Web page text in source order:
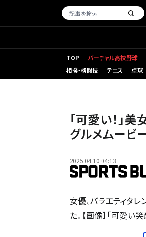
TOP バーチャル高校野球
相撲・格闘技
テニス 卓球
「可愛い！」
グルメムービ
2025.04.10 04:13
女優、バラエティタ
た。【画像】「可愛い